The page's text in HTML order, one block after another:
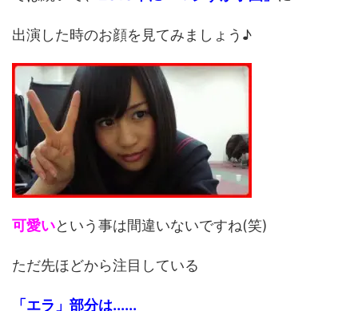
出演した時のお顔を見てみましょう♪
可愛いという事は間違いないですね(笑)
ただ先ほどから注目している
「エラ」部分は......